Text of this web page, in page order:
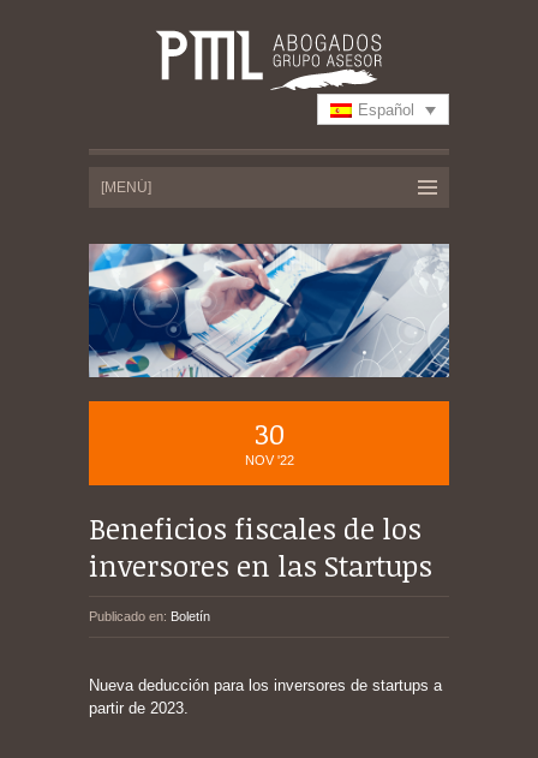
Español
30
NOV '22
Beneficios fiscales de los
inversores en las Startups
Publicado en: Boletín
Nueva deducción para los inversores de startups a
partir de 2023.